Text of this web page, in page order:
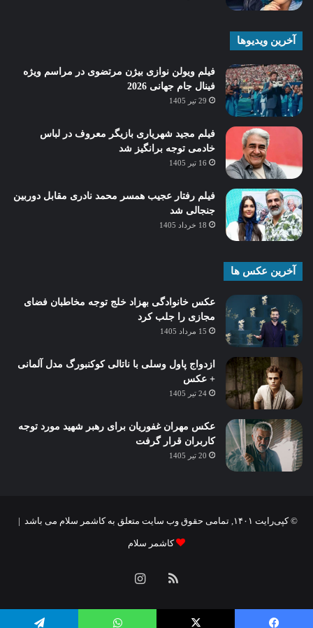
آخرین ویدیوها
فیلم ویولن نوازی بیژن مرتضوی در مراسم ویژه
فینال جام جهانی 2026
29 تیر 1405
فیلم مجید شهریاری بازیگر معروف در لباس
خادمی توجه برانگیز شد
16 تیر 1405
فیلم رفتار عجیب همسر محمد نادری مقابل دوربین
جنجالی شد
18 خرداد 1405
آخرین عکس ها
عکس خانوادگی بهزاد خلج توجه مخاطبان فضای
مجازی را جلب کرد
15 مرداد 1405
ازدواج پاول وسلی با ناتالی کوکنبورگ مدل آلمانی
+ عکس
24 تیر 1405
عکس مهران غفوریان برای رهبر شهید مورد توجه
کاربران قرار گرفت
20 تیر 1405
© کپی‌رایت ۱۴۰۱, تمامی حقوق وب سایت متعلق به کاشمر سلام می باشد |
کاشمر سلام
خوراکاینستاگرام